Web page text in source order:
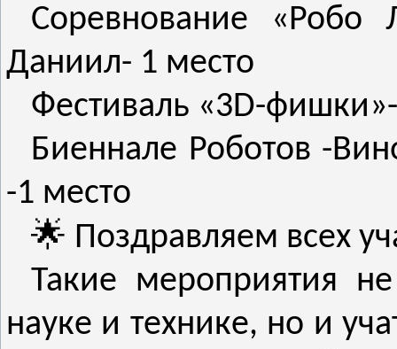
Соревнование «Робо
Даниил- 1 место
Фестиваль «3D-
Биеннале Роботов -
-1 место
🌟 Поздравляем всех
Такие мероприятия
науке и технике, но и